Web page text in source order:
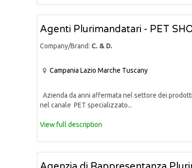
Agenti Plurimandatari - PET
Company/Brand: C. & D.
Campania Lazio Marche Tuscany
Azienda da anni affermata nel settore dei
nel canale PET specializzato...
View full description